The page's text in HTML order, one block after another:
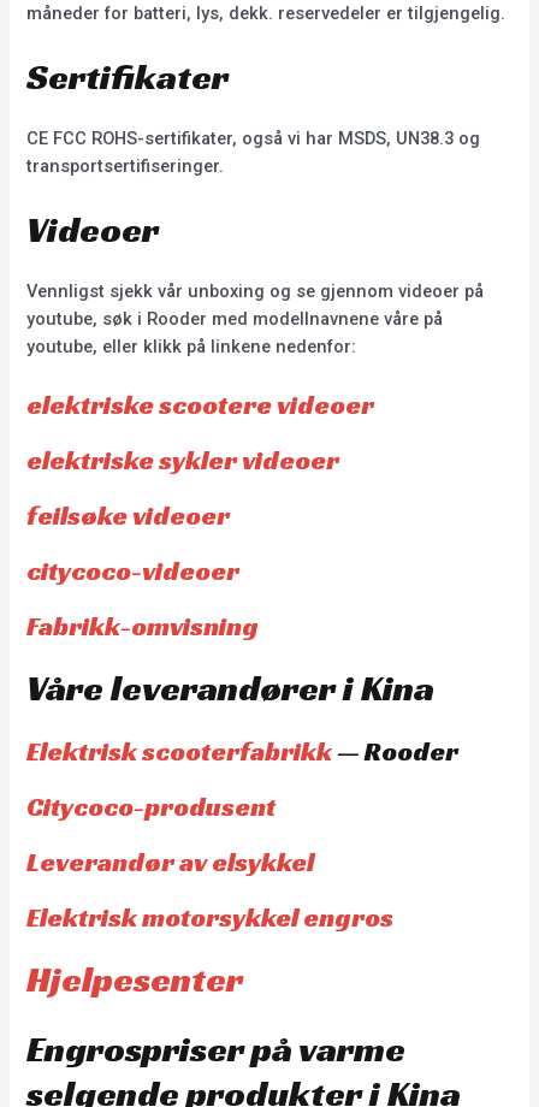
måneder for batteri, lys, dekk. reservedeler er tilgjengelig.
Sertifikater
CE FCC ROHS-sertifikater, også vi har MSDS, UN38.3 og
transportsertifiseringer.
Videoer
Vennligst sjekk vår unboxing og se gjennom videoer på
youtube, søk i Rooder med modellnavnene våre på
youtube, eller klikk på linkene nedenfor:
elektriske scootere videoer
elektriske sykler videoer
feilsøke videoer
citycoco-videoer
Fabrikk-omvisning
Våre leverandører i Kina
Elektrisk scooterfabrikk— Rooder
Citycoco-produsent
Leverandør av elsykkel
Elektrisk motorsykkel engros
Hjelpesenter
Engrospriser på varme
selgende produkter i Kina